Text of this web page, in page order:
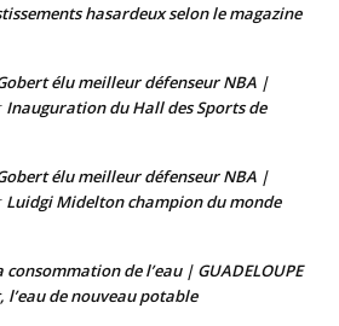
hasardeux selon le magazine
élu meilleur défenseur NBA |
Inauguration du Hall des Sports de
élu meilleur défenseur NBA |
Luidgi Midelton champion du monde
de l’eau | GUADELOUPE
de nouveau potable